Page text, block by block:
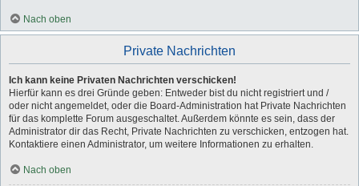
Nach oben
Private Nachrichten
Ich kann keine Privaten Nachrichten verschicken!
Hierfür kann es drei Gründe geben: Entweder bist du nicht registriert und /
oder nicht angemeldet, oder die Board-Administration hat Private Nachrichten
für das komplette Forum ausgeschaltet. Außerdem könnte es sein, dass der
Administrator dir das Recht, Private Nachrichten zu verschicken, entzogen hat.
Kontaktiere einen Administrator, um weitere Informationen zu erhalten.
Nach oben